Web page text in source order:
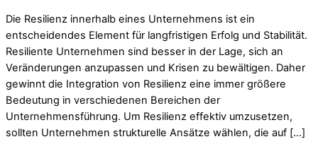
Die Resilienz innerhalb eines Unternehmens ist ein
entscheidendes Element für langfristigen Erfolg und Stabilität.
Resiliente Unternehmen sind besser in der Lage, sich an
Veränderungen anzupassen und Krisen zu bewältigen. Daher
gewinnt die Integration von Resilienz eine immer größere
Bedeutung in verschiedenen Bereichen der
Unternehmensführung. Um Resilienz effektiv umzusetzen,
sollten Unternehmen strukturelle Ansätze wählen, die auf […]